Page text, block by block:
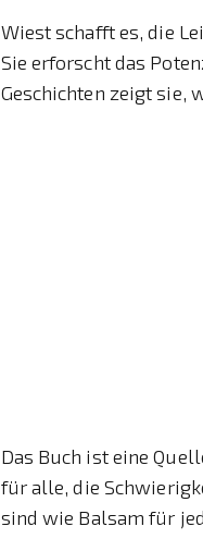
Wiest schafft es, die
Sie erforscht das
Geschichten zeigt sie,
Das Buch ist eine
für alle, die
sind wie Balsam für